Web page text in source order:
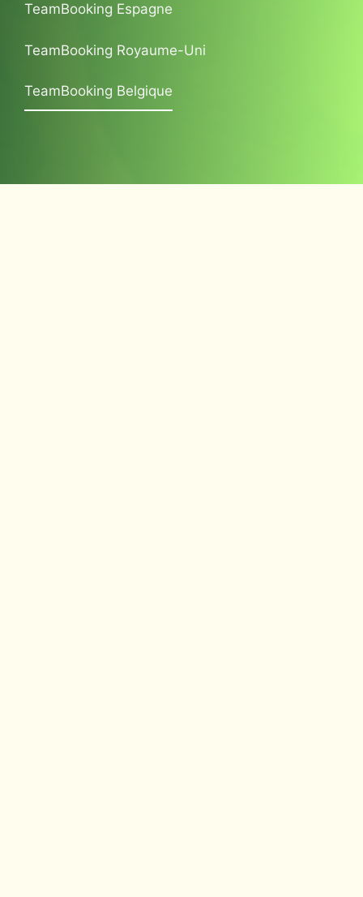
TeamBooking Espagne
TeamBooking Royaume-Uni
TeamBooking Belgique